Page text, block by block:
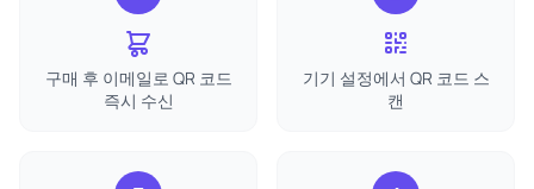
구매 후 이메일로 QR 코드
즉시 수신
기기 설정에서 QR 코드 스
캔